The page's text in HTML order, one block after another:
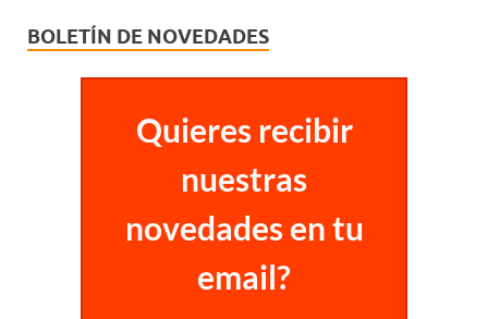
BOLETÍN DE NOVEDADES
Quieres recibir
nuestras
novedades en tu
email?